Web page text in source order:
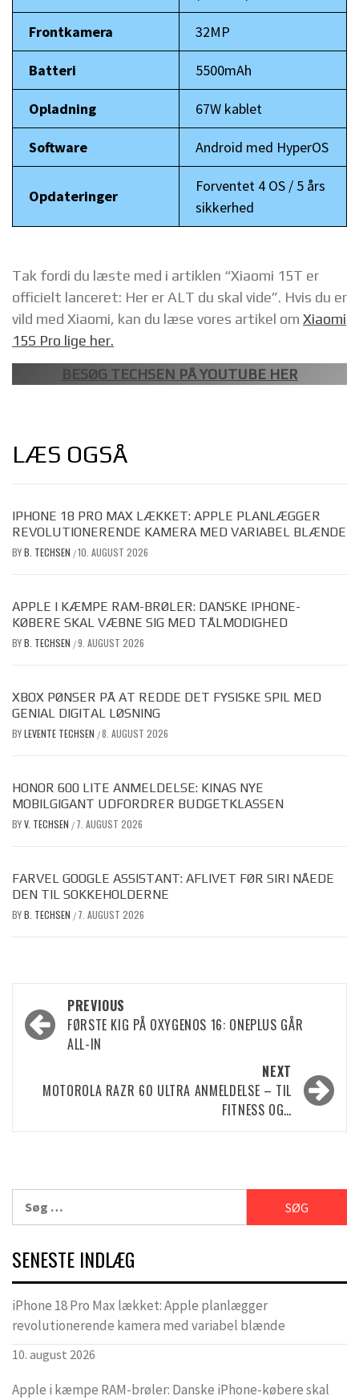
Frontkamera 32MP
Batteri 5500mAh
Opladning 67W kablet
Software Android med HyperOS
Opdateringer
Forventet 4 OS / 5 års
sikkerhed
Tak fordi du læste med i artiklen “Xiaomi 15T er
officielt lanceret: Her er ALT du skal vide”. Hvis du er
vild med Xiaomi, kan du læse vores artikel om Xiaomi
15S Pro lige her.
BESØG TECHSEN PÅ YOUTUBE HER
LÆS OGSÅ
IPHONE 18 PRO MAX LÆKKET: APPLE PLANLÆGGER
REVOLUTIONERENDE KAMERA MED VARIABEL BLÆNDE
BYB. TECHSEN /10. AUGUST 2026
APPLE I KÆMPE RAM-BRØLER: DANSKE IPHONE-
KØBERE SKAL VÆBNE SIG MED TÅLMODIGHED
BYB. TECHSEN /9. AUGUST 2026
XBOX PØNSER PÅ AT REDDE DET FYSISKE SPIL MED
GENIAL DIGITAL LØSNING
BYLEVENTE TECHSEN /8. AUGUST 2026
HONOR 600 LITE ANMELDELSE: KINAS NYE
MOBILGIGANT UDFORDRER BUDGETKLASSEN
BYV. TECHSEN / 7. AUGUST 2026
FARVEL GOOGLE ASSISTANT: AFLIVET FØR SIRI NÅEDE
DEN TIL SOKKEHOLDERNE
BYB. TECHSEN / 7. AUGUST 2026
Post
navigation
PREVIOUS
FØRSTE KIG PÅ OXYGENOS 16: ONEPLUS GÅR
ALL-IN
NEXT
MOTOROLA RAZR 60 ULTRA ANMELDELSE – TIL
FITNESS OG…
efter:
SENESTE INDLÆG
iPhone 18 Pro Max lækket: Apple planlægger
revolutionerende kamera med variabel blænde
10. august 2026
Apple i kæmpe RAM-brøler: Danske iPhone-købere skal